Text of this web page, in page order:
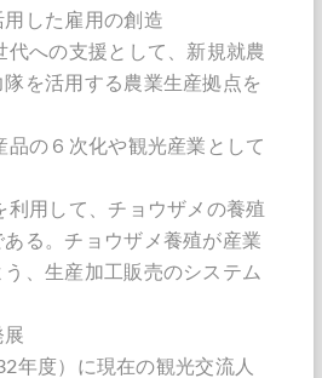
用した雇用の創造
代への支援として、新規就農
を活用する農業生産拠点を
品の６次化や観光産業として
利用して、チョウザメの養殖
る。チョウザメ養殖が産業
、生産加工販売のシステム
展
年度）に現在の観光交流人